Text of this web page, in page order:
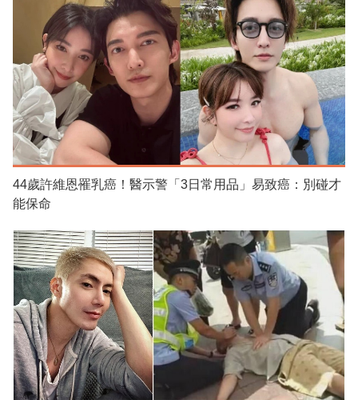
44歲許維恩罹乳癌！醫示警「3日常用品」易致癌：別碰才
能保命